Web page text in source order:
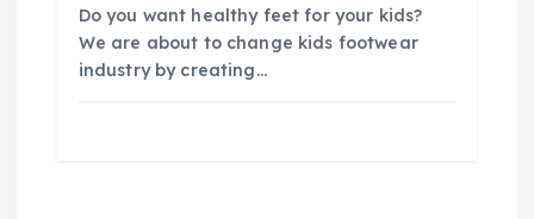
Do you want healthy feet for your kids?
We are about to change kids footwear
industry by creating…